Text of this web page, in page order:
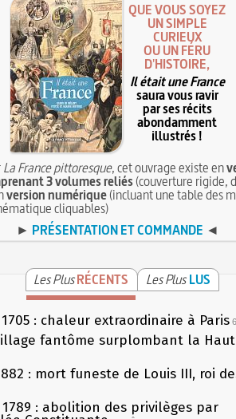
QUE VOUS SOYEZ
UN SIMPLE
CURIEUX
OU UN FÉRU
D'HISTOIRE,
Il était une France
saura vous ravir
par ses récits
abondamment
illustrés !
La France pittoresque, cet ouvrage existe en
3 volumes reliés(couverture rigide,
version numérique(incluant une table des
cliquables)
► PRÉSENTATION ET COMMANDE ◄
Les PlusRÉCENTS Les Plus LUS
: chaleur extraordinaire à Paris
fantôme surplombant la
: mort funeste de Louis III, roi
: abolition des privilèges par